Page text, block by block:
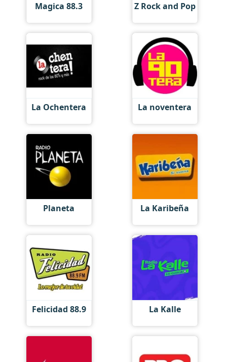
Magica 88.3 Z Rock and Pop
La Ochentera La noventera
Planeta La Karibeña
Felicidad 88.9 La Kalle